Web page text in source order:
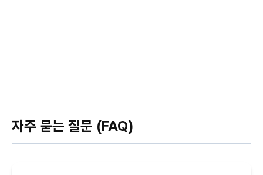
자주 묻는 질문 (FAQ)